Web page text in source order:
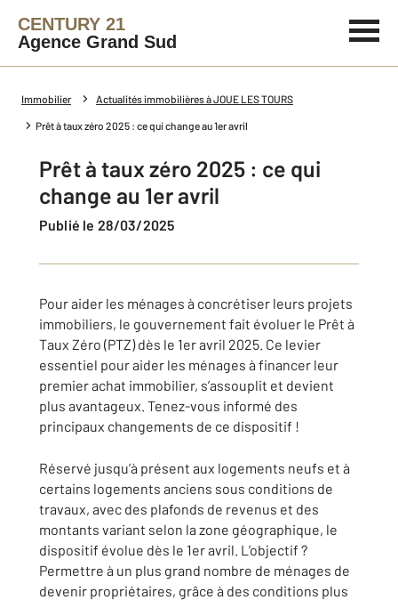
CENTURY 21
Agence Grand Sud
Immobilier Actualités immobilières à JOUE LES TOURS
Prêt à taux zéro 2025 : ce qui change au 1er avril
Prêt à taux zéro 2025 : ce qui
change au 1er avril
Publié le 28/03/2025
Pour aider les ménages à concrétiser leurs projets
immobiliers, le gouvernement fait évoluer le Prêt à
Taux Zéro (PTZ) dès le 1er avril 2025. Ce levier
essentiel pour aider les ménages à financer leur
premier achat immobilier, s’assouplit et devient
plus avantageux. Tenez-vous informé des
principaux changements de ce dispositif !
Réservé jusqu’à présent aux logements neufs et à
certains logements anciens sous conditions de
travaux, avec des plafonds de revenus et des
montants variant selon la zone géographique, le
dispositif évolue dès le 1er avril. L’objectif ?
Permettre à un plus grand nombre de ménages de
devenir propriétaires, grâce à des conditions plus